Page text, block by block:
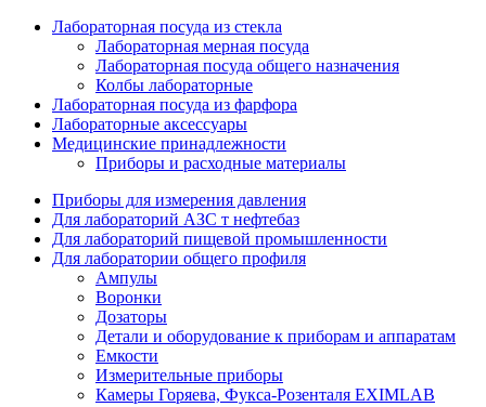
Лабораторная посуда из стекла
Лабораторная мерная посуда
Лабораторная посуда общего назначения
Колбы лабораторные
Лабораторная посуда из фарфора
Лабораторные аксессуары
Медицинские принадлежности
Приборы и расходные материалы
Приборы для измерения давления
Для лабораторий АЗС т нефтебаз
Для лабораторий пищевой промышленности
Для лаборатории общего профиля
Ампулы
Воронки
Дозаторы
Детали и оборудование к приборам и аппаратам
Емкости
Измерительные приборы
Камеры Горяева, Фукса-Розенталя EXIMLAB